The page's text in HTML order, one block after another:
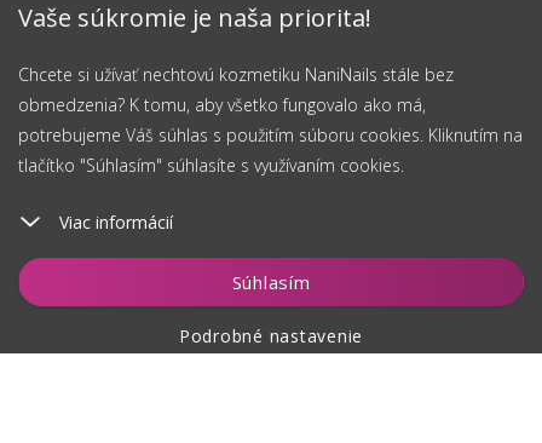
Vaše súkromie je naša priorita!
Chcete si užívať nechtovú kozmetiku NaniNails stále bez
obmedzenia? K tomu, aby všetko fungovalo ako má,
potrebujeme Váš súhlas s použitím súboru cookies. Kliknutím na
tlačítko "Súhlasím" súhlasíte s využívaním cookies.
Viac informácií
Súhlasím
Podrobné nastavenie
Vložiť do košíka